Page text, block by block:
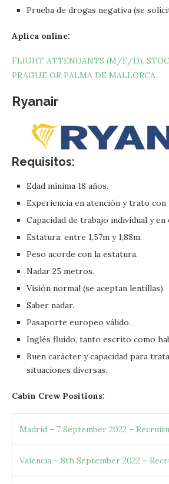
Prueba de drogas negativa (se
Aplica online:
FLIGHT ATTENDANTS (M/F/D).
PRAGUE OR PALMA DE MALLORCA.
Ryanair
Requisitos:
Edad mínima 18 años.
Experiencia en atención y trato con
Capacidad de trabajo individual y en
Estatura: entre 1,57m y 1,88m.
Peso acorde con la estatura.
Nadar 25 metros.
Visión normal (se aceptan lentillas).
Saber nadar.
Pasaporte europeo válido.
Inglés fluido, tanto escrito como
Buen carácter y capacidad para
situaciones diversas.
Cabin Crew Positions:
Madrid – 7 September 2022 –
Valencia – 8th September 2022 –